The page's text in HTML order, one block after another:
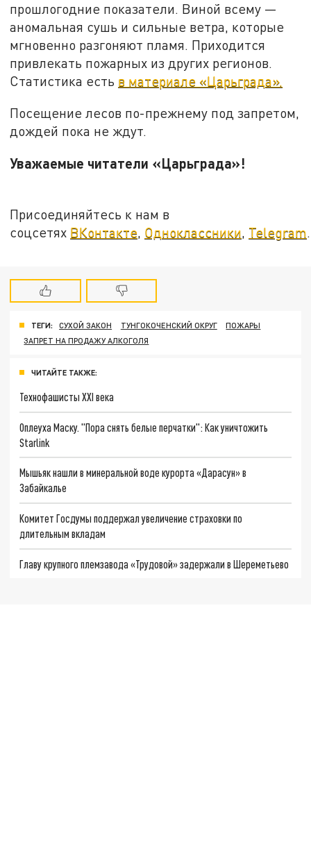
прошлогодние показатели. Виной всему —
аномальная сушь и сильные ветра, которые
мгновенно разгоняют пламя. Приходится
привлекать пожарных из других регионов.
Статистика есть в материале «Царьграда».
Посещение лесов по-прежнему под запретом,
дождей пока не ждут.
Уважаемые читатели «Царьграда»!
Присоединяйтесь к нам в
соцсетях ВКонтакте Одноклассники Telegram
ТЕГИ: СУХОЙ ЗАКОН ТУНГОКОЧЕНСКИЙ ОКРУГ
ПОЖАРЫ
ЗАПРЕТ НА ПРОДАЖУ АЛКОГОЛЯ
ЧИТАЙТЕ ТАКЖЕ:
Технофашисты XXI века
Оплеуха Маску. "Пора снять белые перчатки": Как уничтожить
Starlink
Мышьяк нашли в минеральной воде курорта «Дарасун» в
Забайкалье
Комитет Госдумы поддержал увеличение страховки по
длительным вкладам
Главу крупного племзавода «Трудовой» задержали в Шереметьево